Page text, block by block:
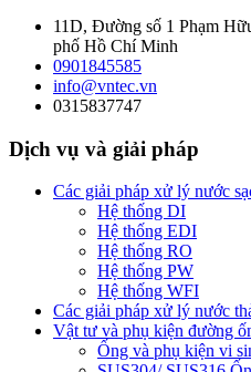
11D, Đường số 1 Phạm
phố Hồ Chí Minh
0901845585
info@vntec.vn
0315837747
Dịch vụ và giải pháp
Các giải pháp xử lý nước
Hệ thống DI
Hệ thống EDI
Hệ thống RO
Hệ thống PW
Hệ thống WFI
Các giải pháp xử lý nước
Vật tư và phụ kiện đường
Ống và phụ kiện vi